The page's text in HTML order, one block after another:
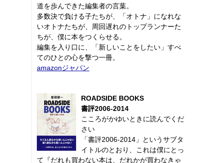
道を歩んできた編集者の言葉。
多数決で負ける子たちが、「オトナ」になれな
いオトナたちが、周回遅れのトップランナーた
ちが、僕に本をつくらせる。
編集を入り口に、「新しいことをしたい」すべ
てのひとの心を撃つ一冊。
amazonジャパン
ROADSIDE BOOKS
書評2006-2014
こころがかゆいときに読んでくだ
さい
「書評2006-2014」というサブタ
イトルのとおり、これは僕にとっ
て『だれも買わない本は、だれかが買わなきゃ